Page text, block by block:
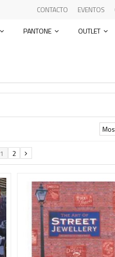
EVENTOS
CONTACTO
PANTONE OUTLET
1 2